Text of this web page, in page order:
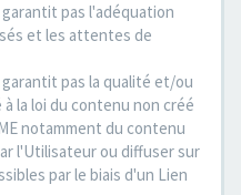
pas l'adéquation
et les attentes de
pas la qualité et/ou
la loi du contenu non créé
notamment du contenu
l'Utilisateur ou diffuser sur
par le biais d'un Lien